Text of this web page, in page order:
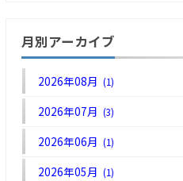
月別アーカイブ
2026年08月(1)
2026年07月(3)
2026年06月(1)
2026年05月(1)